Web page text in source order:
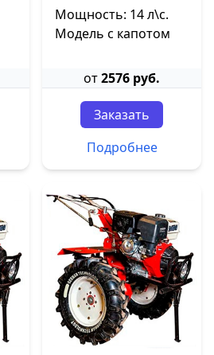
Мощность: 14 л\с.
Модель с капотом
от2576 руб.
Заказать
Подробнее